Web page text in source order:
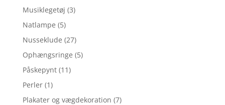
Musiklegetøj (3)
Natlampe (5)
Nusseklude (27)
Ophængsringe (5)
Påskepynt (11)
Perler (1)
Plakater og vægdekoration (7)